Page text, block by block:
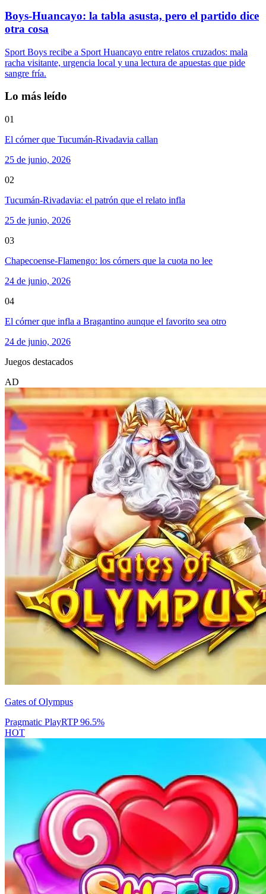
Boys-Huancayo: la tabla asusta, pero el partido dice
otra cosa
Sport Boys recibe a Sport Huancayo entre relatos cruzados: mala
racha visitante, urgencia local y una lectura de apuestas que pide
sangre fría.
Lo más leído
01
El córner que Tucumán-Rivadavia callan
25 de junio, 2026
02
Tucumán-Rivadavia: el patrón que el relato infla
25 de junio, 2026
03
Chapecoense-Flamengo: los córners que la cuota no lee
24 de junio, 2026
04
El córner que infla a Bragantino aunque el favorito sea otro
24 de junio, 2026
Juegos destacados
AD
Gates of Olympus
Pragmatic PlayRTP96.5%
HOT